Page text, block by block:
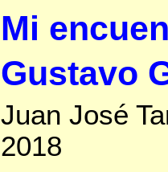
Mi
Gustavo
Juan José
2018